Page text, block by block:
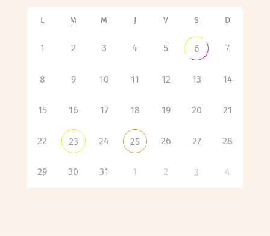
L M M J V S D
1 2 3 4 5 6 7
8 9 10 11 12 13 14
15 16 17 18 19 20 21
22 23 24 25 26 27 28
29 30 31 1 2 3 4